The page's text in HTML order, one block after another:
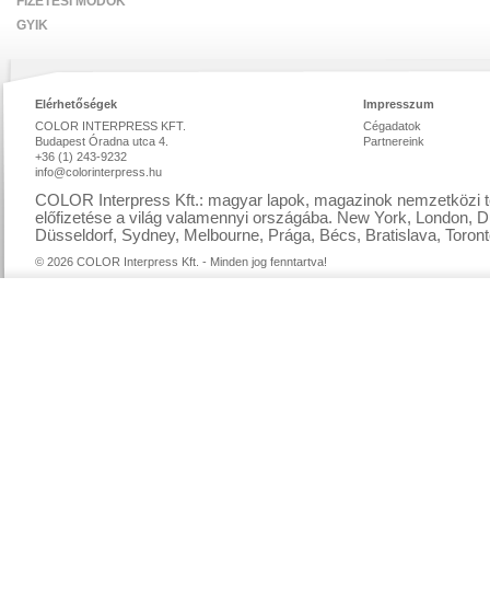
GYIK
Elérhetőségek
COLOR INTERPRESS KFT.
Budapest Óradna utca 4.
+36 (1) 243-9232
info@colorinterpress.hu
Impresszum
Cégadatok
Partnereink
COLOR Interpress Kft.: magyar lapok, magazinok nemzetközi
előfizetése a világ valamennyi országába. New York, London,
Düsseldorf, Sydney, Melbourne, Prága, Bécs, Bratislava,
© 2026 COLOR Interpress Kft. - Minden jog fenntartva!